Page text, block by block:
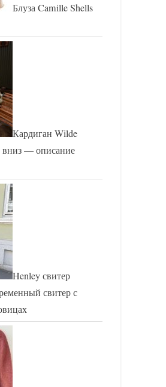
Блуза Camille Shells
Кардиган Wilde
вниз — описание
Henley свитер
свитер с